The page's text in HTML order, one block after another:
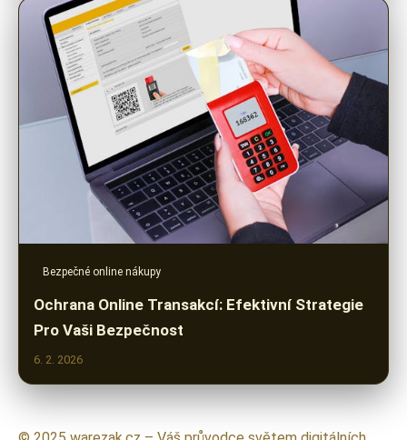
Bezpečné online nákupy
Ochrana Online Transakcí: Efektivní Strategie
Pro Vaši Bezpečnost
6. 2. 2026